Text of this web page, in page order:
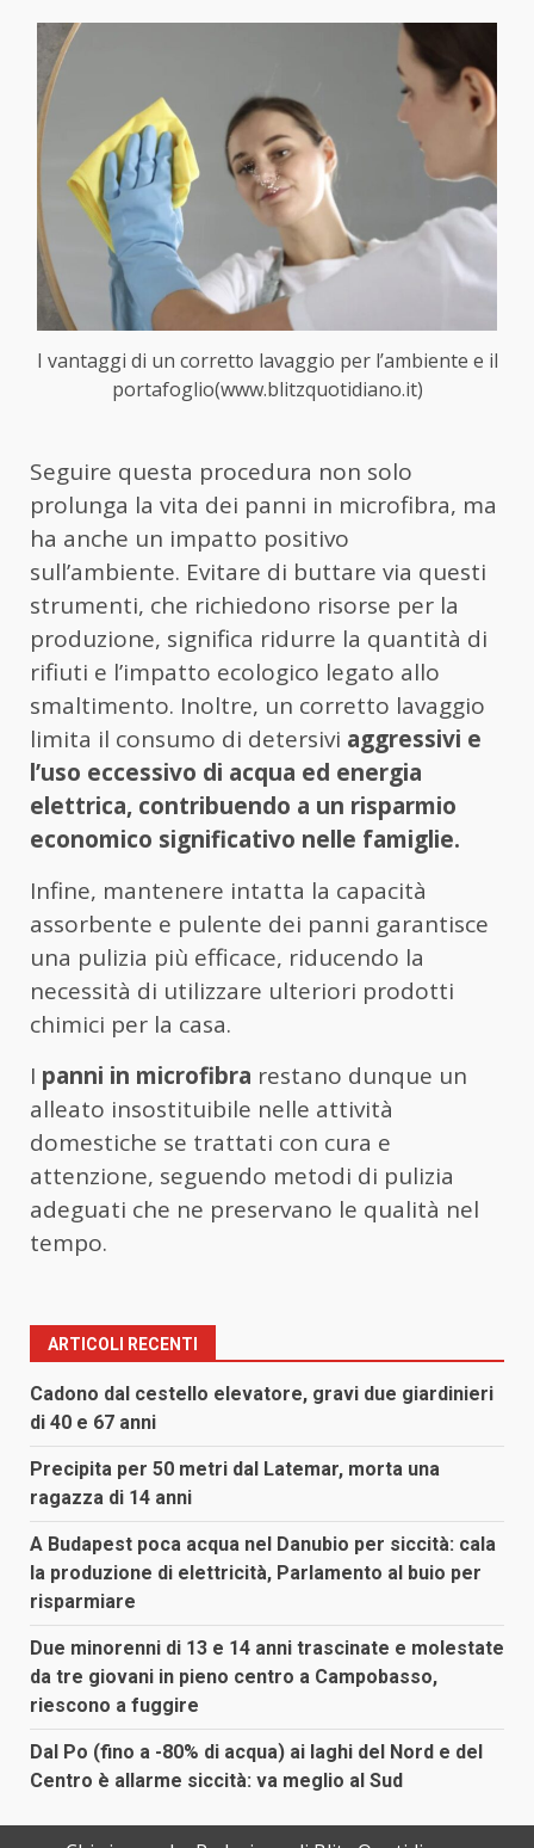
I vantaggi di un corretto lavaggio per l’ambiente e il
portafoglio(www.blitzquotidiano.it)
Seguire questa procedura non solo
prolunga la vita dei panni in microfibra, ma
ha anche un impatto positivo
sull’ambiente. Evitare di buttare via questi
strumenti, che richiedono risorse per la
produzione, significa ridurre la quantità di
rifiuti e l’impatto ecologico legato allo
smaltimento. Inoltre, un corretto lavaggio
limita il consumo di detersivi aggressivi e
l’uso eccessivo di acqua ed energia
elettrica, contribuendo a un risparmio
economico significativo nelle famiglie.
Infine, mantenere intatta la capacità
assorbente e pulente dei panni garantisce
una pulizia più efficace, riducendo la
necessità di utilizzare ulteriori prodotti
chimici per la casa.
I panni in microfibra restano dunque un
alleato insostituibile nelle attività
domestiche se trattati con cura e
attenzione, seguendo metodi di pulizia
adeguati che ne preservano le qualità nel
tempo.
ARTICOLI RECENTI
Cadono dal cestello elevatore, gravi due giardinieri
di 40 e 67 anni
Precipita per 50 metri dal Latemar, morta una
ragazza di 14 anni
A Budapest poca acqua nel Danubio per siccità: cala
la produzione di elettricità, Parlamento al buio per
risparmiare
Due minorenni di 13 e 14 anni trascinate e molestate
da tre giovani in pieno centro a Campobasso,
riescono a fuggire
Dal Po (fino a -80% di acqua) ai laghi del Nord e del
Centro è allarme siccità: va meglio al Sud